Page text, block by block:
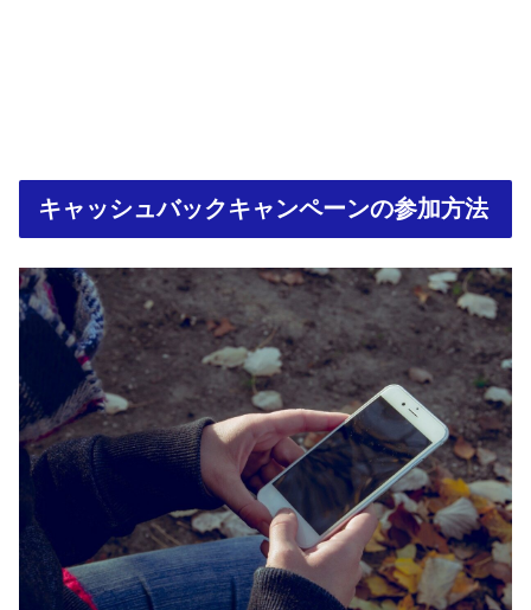
キャッシュバックキャンペーンの参加方法